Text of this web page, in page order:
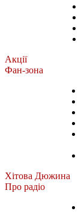
Акції
Фан-зона
Хітова Дюжина
Про радіо